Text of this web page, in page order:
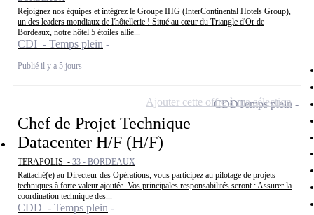
Rejoignez nos équipes et intégrez le Groupe IHG (InterContinental Hotels Group),
un des leaders mondiaux de l'hôtellerie ! Situé au cœur du Triangle d'Or de
Bordeaux, notre hôtel 5 étoiles allie...
CDI - Temps plein
Publié il y a 5 jours
Chef de Projet Technique
Datacenter H/F (H/F)
TERAPOLIS - 33 - BORDEAUX
Rattaché(e) au Directeur des Opérations, vous participez au pilotage de projets
techniques à forte valeur ajoutée. Vos principales responsabilités seront : Assurer la
coordination technique des...
CDD - Temps plein
CDDTemps plein
Ajouter cette offre à ma sélection